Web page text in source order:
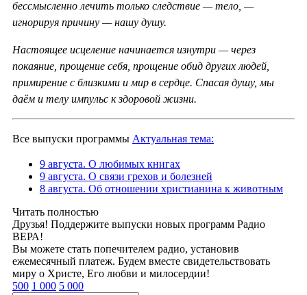
бессмысленно лечить только следствие — тело, —
игнорируя причину — нашу душу.
Настоящее исцеление начинается изнутри — через
покаяние, прощение себя, прощение обид других людей,
примирение с близкими и мир в сердце. Спасая душу, мы
даём и телу импульс к здоровой жизни.
Все выпуски программы Актуальная тема:
9 августа. О любимых книгах
9 августа. О связи грехов и болезней
8 августа. Об отношении христианина к животным
Читать полностью
Друзья! Поддержите выпуски новых программ Радио
ВЕРА!
Вы можете стать попечителем радио, установив
ежемесячный платеж. Будем вместе свидетельствовать
миру о Христе, Его любви и милосердии!
500 1 000 5 000